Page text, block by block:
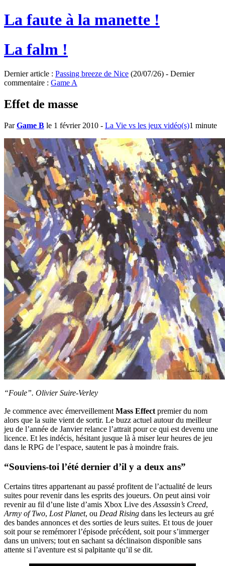
La faute à la manette !
La falm !
Dernier article : Passing breeze de Nice (20/07/26) - Dernier
commentaire : Game A
Effet de masse
ParGame B le 1 février 2010 - La Vie vs les jeux vidéo(s)1 minute
“Foule”. Olivier Suire-Verley
Je commence avec émerveillement Mass Effect premier du nom
alors que la suite vient de sortir. Le buzz actuel autour du meilleur
jeu de l’année de Janvier relance l’attrait pour ce qui est devenu une
licence. Et les indécis, hésitant jusque là à miser leur heures de jeu
dans le RPG de l’espace, sautent le pas à moindre frais.
“Souviens-toi l’été dernier d’il y a deux ans”
Certains titres appartenant au passé profitent de l’actualité de leurs
suites pour revenir dans les esprits des joueurs. On peut ainsi voir
revenir au fil d’une liste d’amis Xbox Live des Assassin’s Creed,
Army of Two, Lost Planet, ou Dead Rising dans les lecteurs au gré
des bandes annonces et des sorties de leurs suites. Et tous de jouer
soit pour se remémorer l’épisode précédent, soit pour s’immerger
dans un univers; tout en sachant sa déclinaison disponible sans
attente si l’aventure est si palpitante qu’il se dit.